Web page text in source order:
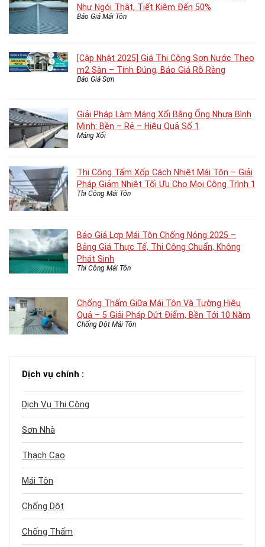
Như Ngói Thật, Tiết Kiệm Đến 50%
Báo Giá Mái Tôn
[Cập Nhật 2025] Giá Thi Công Sơn Nước Theo
m2 Sàn – Tính Đúng, Báo Giá Rõ Ràng
Báo Giá Sơn
Giải Pháp Làm Máng Xối Bằng Ống Nhựa Bình
Minh: Bền – Rẻ – Hiệu Quả Số 1
Máng Xối
Thi Công Tấm Xốp Cách Nhiệt Mái Tôn – Giải
Pháp Giảm Nhiệt Tối Ưu Cho Mọi Công Trình 1
Thi Công Mái Tôn
Báo Giá Lợp Mái Tôn Chống Nóng 2025 –
Bảng Giá Thực Tế, Thi Công Chuẩn, Không
Phát Sinh
Thi Công Mái Tôn
Chống Thấm Giữa Mái Tôn Và Tường Hiệu
Quả – 5 Giải Pháp Dứt Điểm, Bền Tới 10 Năm
Chống Dột Mái Tôn
Dịch vụ chính :
Dịch Vụ Thi Công
Sơn Nhà
Thạch Cao
Mái Tôn
Chống Dột
Chống Thấm